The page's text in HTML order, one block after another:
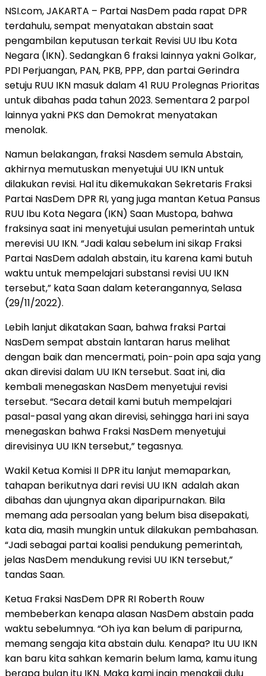
NSI.com, JAKARTA – Partai NasDem pada rapat DPR
terdahulu, sempat menyatakan abstain saat
pengambilan keputusan terkait Revisi UU Ibu Kota
Negara (IKN). Sedangkan 6 fraksi lainnya yakni Golkar,
PDI Perjuangan, PAN, PKB, PPP, dan partai Gerindra
setuju RUU IKN masuk dalam 41 RUU Prolegnas Prioritas
untuk dibahas pada tahun 2023. Sementara 2 parpol
lainnya yakni PKS dan Demokrat menyatakan
menolak.
Namun belakangan, fraksi Nasdem semula Abstain,
akhirnya memutuskan menyetujui UU IKN untuk
dilakukan revisi. Hal itu dikemukakan Sekretaris Fraksi
Partai NasDem DPR RI, yang juga mantan Ketua Pansus
RUU Ibu Kota Negara (IKN) Saan Mustopa, bahwa
fraksinya saat ini menyetujui usulan pemerintah untuk
merevisi UU IKN. “Jadi kalau sebelum ini sikap Fraksi
Partai NasDem adalah abstain, itu karena kami butuh
waktu untuk mempelajari substansi revisi UU IKN
tersebut,” kata Saan dalam keterangannya, Selasa
(29/11/2022).
Lebih lanjut dikatakan Saan, bahwa fraksi Partai
NasDem sempat abstain lantaran harus melihat
dengan baik dan mencermati, poin-poin apa saja yang
akan direvisi dalam UU IKN tersebut. Saat ini, dia
kembali menegaskan NasDem menyetujui revisi
tersebut. “Secara detail kami butuh mempelajari
pasal-pasal yang akan direvisi, sehingga hari ini saya
menegaskan bahwa Fraksi NasDem menyetujui
direvisinya UU IKN tersebut,” tegasnya.
Wakil Ketua Komisi II DPR itu lanjut memaparkan,
tahapan berikutnya dari revisi UU IKN adalah akan
dibahas dan ujungnya akan diparipurnakan. Bila
memang ada persoalan yang belum bisa disepakati,
kata dia, masih mungkin untuk dilakukan pembahasan.
“Jadi sebagai partai koalisi pendukung pemerintah,
jelas NasDem mendukung revisi UU IKN tersebut,”
tandas Saan.
Ketua Fraksi NasDem DPR RI Roberth Rouw
membeberkan kenapa alasan NasDem abstain pada
waktu sebelumnya. “Oh iya kan belum di paripurna,
memang sengaja kita abstain dulu. Kenapa? Itu UU IKN
kan baru kita sahkan kemarin belum lama, kamu itung
berapa bulan itu IKN. Maka kami ingin mengkaji dulu